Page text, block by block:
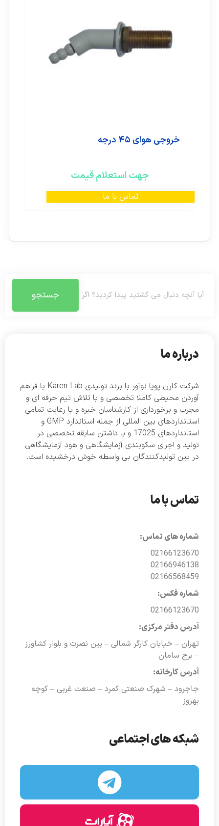
خروجی هوای ۴۵ درجه
جهت استعلام قیمت
تماس با ما
جستجو
شبکه های اجتماعی
تماس با ما
شماره های تماس:
02166123670
02166946138
02166568459
شماره فکس:
02166123670
آدرس دفتر مرکزی:
تهران – خیابان کارگر شمالی – بین نصرت و بلوار کشاورز
– برج سامان
آدرس کارخانه:
جاجرود – شهرک صنعتی کمرد – صنعت غربی – کوچه
بهروز
درباره ما
شرکت کارن پویا نوآور با برند تولیدی Karen Lab با فراهم
آوردن محیطی کاملا تخصصی و با تلاش تیم حرفه ای و
مجرب و برخورداری از کارشناسان خبره و با رعایت تمامی
استانداردهای بین المللی از جمله استاندارد GMP و
استانداردهای 17025 و با داشتن سابقه تخصصی در
تولید و اجرای سکوبندی آزمایشگاهی و هود آزمایشگاهی
در بین تولیدکنندگان بی واسطه خوش درخشیده است.